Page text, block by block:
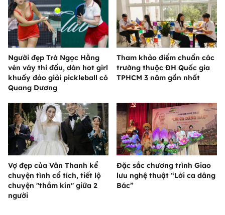
Người đẹp Trà Ngọc Hằng
vén váy thi đấu, dàn hot girl
khuấy đảo giải pickleball có
Quang Dương
Tham khảo điểm chuẩn các
trường thuộc ĐH Quốc gia
TPHCM 3 năm gần nhất
Vợ đẹp của Văn Thanh kể
chuyện tình cổ tích, tiết lộ
chuyện "thầm kín" giữa 2
người
Đặc sắc chương trình Giao
lưu nghệ thuật “Lời ca dâng
Bác”